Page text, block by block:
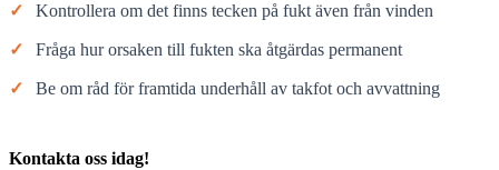
✓ Kontrollera om det finns tecken på fukt även från vinden
✓ Fråga hur orsaken till fukten ska åtgärdas permanent
✓ Be om råd för framtida underhåll av takfot och avvattning
Kontakta oss idag!